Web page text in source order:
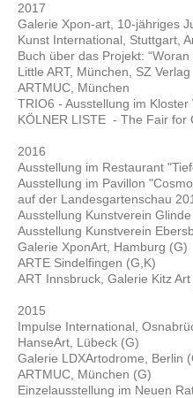
2017
Galerie Xpon-art, 10-jähriges
Kunst International, Stuttgart,
Buch über das Projekt:
Little ART, München, SZ Verlag
ARTMUC, München
TRIO6 - Ausstellung im Kloster
KÖLNER LISTE - The Fair for
2016
Ausstellung im Restaurant
Ausstellung im Pavillon
auf der Landesgartenschau
Ausstellung Kunstverein
Ausstellung Kunstverein
Galerie XponArt, Hamburg (G)
ARTE Sindelfingen (G,K)
ART Innsbruck, Galerie Kitz Art
2015
Impulse International,
HanseArt, Lübeck (G)
Galerie LDXArtodrome, Berlin
ARTMUC, München (G)
Einzelausstellung im Neuen